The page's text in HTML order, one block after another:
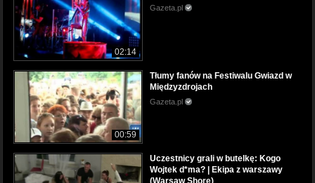
02:14
Gazeta.pl
00:59
Tłumy fanów na Festiwalu Gwiazd w
Międzyzdrojach
Gazeta.pl
Uczestnicy grali w butelkę: Kogo
Wojtek d*ma? | Ekipa z warszawy
(Warsaw Shore)